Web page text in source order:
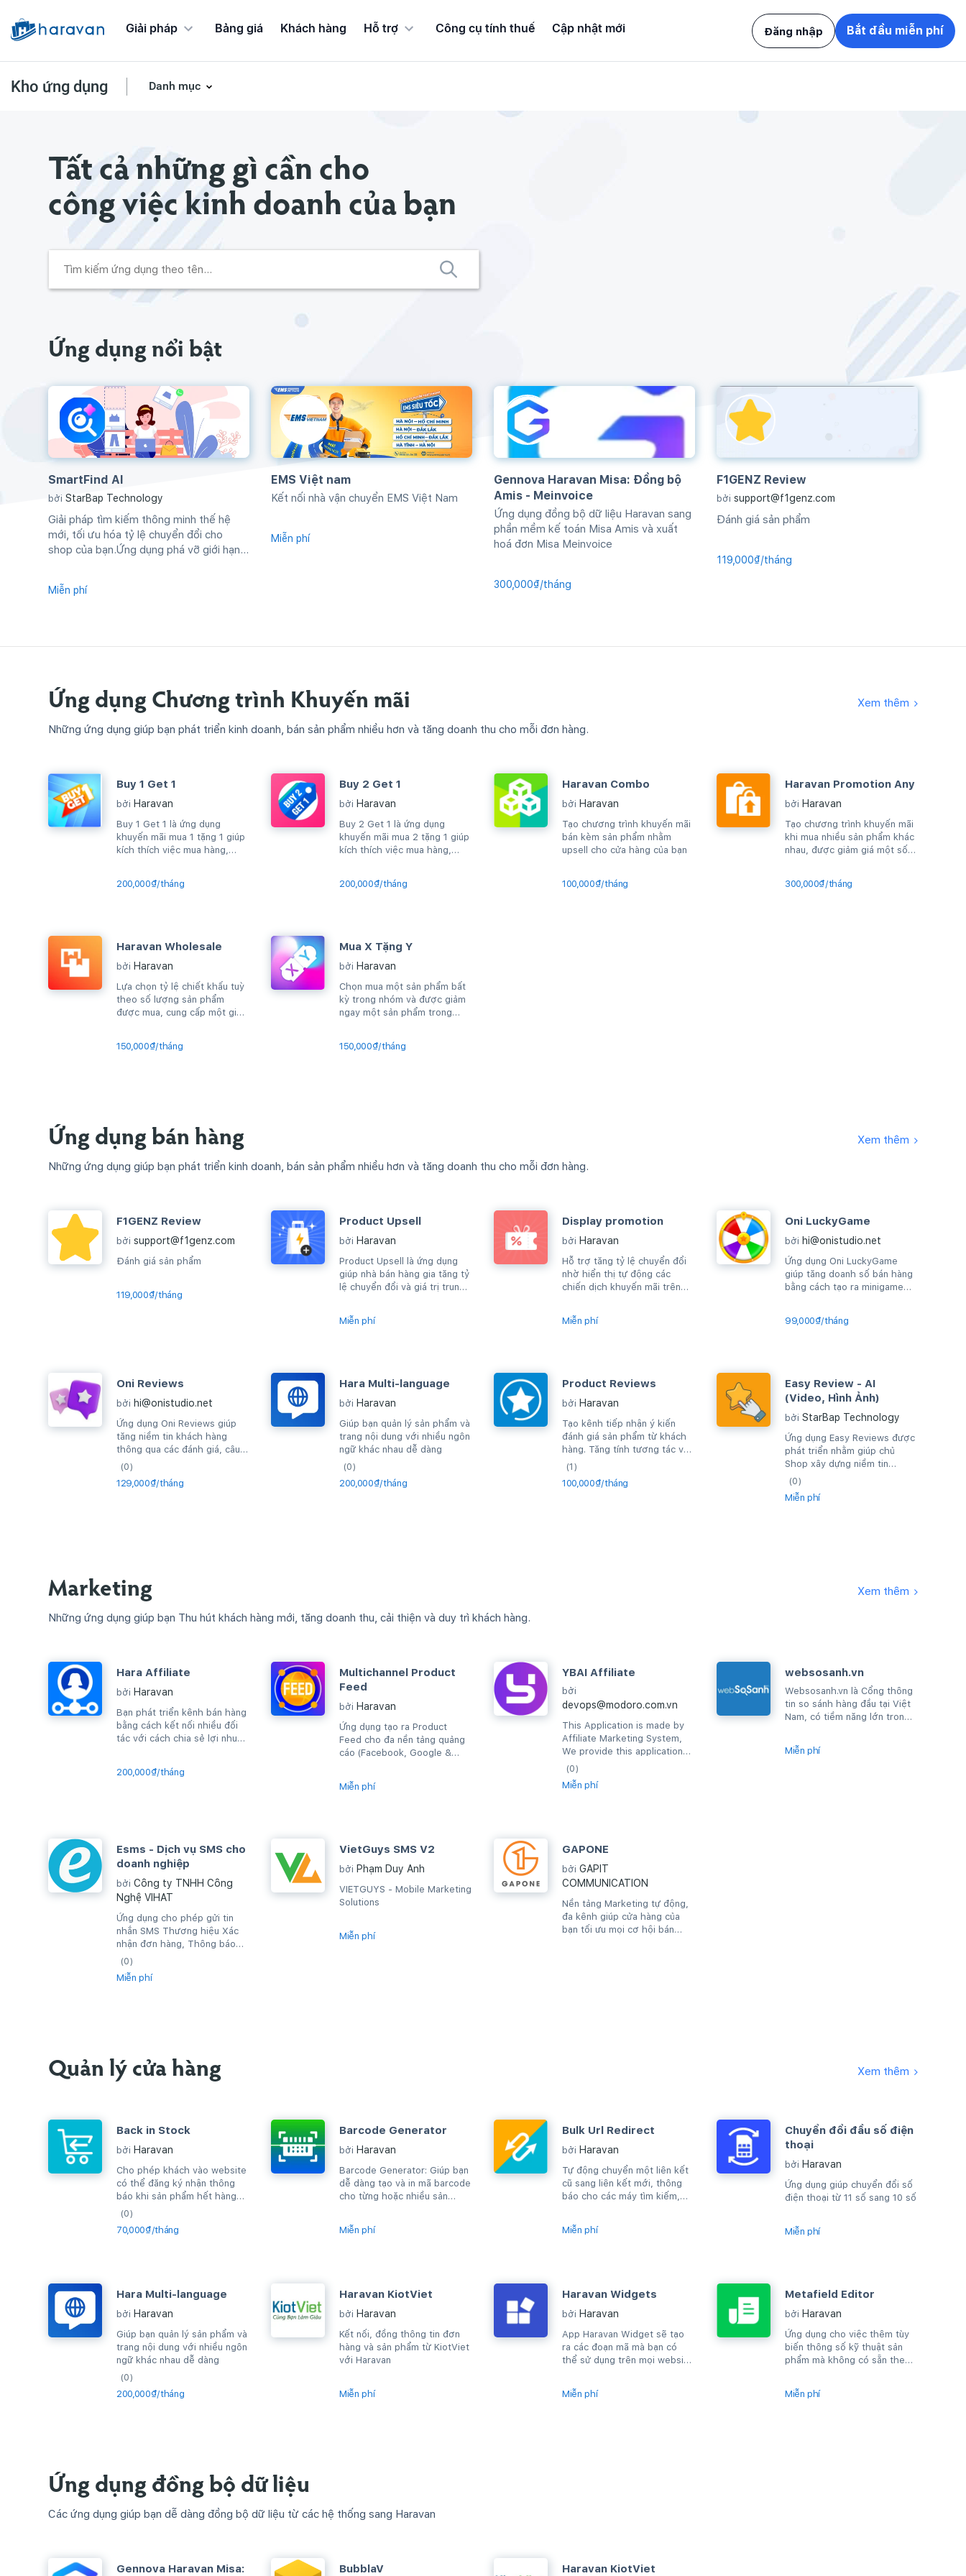
Giải pháp Bảng giá Khách hàng Hỗ trợ Công cụ tính thuế Cập nhật mới Đăng nhập Bắt đầu miễn phí
Kho ứng dụng Danh mục
Tất cả những gì cần cho
công việc kinh doanh của bạn
Ứng dụng nổi bật
SmartFind AI
bởiStarBap Technology
Giải pháp tìm kiếm thông minh thế hệ
mới, tối ưu hóa tỷ lệ chuyển đổi cho
shop của bạn.Ứng dụng phá vỡ giới hạn...
Miễn phí
EMS Việt nam
Kết nối nhà vận chuyển EMS Việt Nam
Miễn phí
Gennova Haravan Misa: Đồng bộ
Amis - Meinvoice
Ứng dụng đồng bộ dữ liệu Haravan sang
phần mềm kế toán Misa Amis và xuất
hoá đơn Misa Meinvoice
300,000₫/tháng
F1GENZ Review
bởi support@f1genz.com
Đánh giá sản phẩm
119,000₫/tháng
Ứng dụng Chương trình Khuyến mãi Xem thêm
Những ứng dụng giúp bạn phát triển kinh doanh, bán sản phẩm nhiều hơn và tăng doanh thu cho mỗi đơn hàng.
Buy 1 Get 1
bởi Haravan
Buy 1 Get 1 là ứng dụng
khuyến mãi mua 1 tặng 1 giúp
kích thích việc mua hàng,
200,000₫/tháng
Buy 2 Get 1
bởi Haravan
Buy 2 Get 1 là ứng dụng
khuyến mãi mua 2 tặng 1 giúp
kích thích việc mua hàng,
200,000₫/tháng
Haravan Combo
bởi Haravan
Tạo chương trình khuyến mãi
bán kèm sản phẩm nhằm
upsell cho cửa hàng của bạn
100,000₫/tháng
Haravan Promotion Any
bởi Haravan
Tạo chương trình khuyến mãi
khi mua nhiều sản phẩm khác
nhau, được giảm giá một số
300,000₫/tháng
Haravan Wholesale
bởi Haravan
Lựa chọn tỷ lệ chiết khấu tuỳ
theo số lượng sản phẩm
được mua, cung cấp một giải
150,000₫/tháng
Mua X Tặng Y
bởi Haravan
Chọn mua một sản phẩm bất
kỳ trong nhóm và được giảm
ngay một sản phẩm trong
150,000₫/tháng
Ứng dụng bán hàng Xem thêm
Những ứng dụng giúp bạn phát triển kinh doanh, bán sản phẩm nhiều hơn và tăng doanh thu cho mỗi đơn hàng.
F1GENZ Review
bởisupport@f1genz.com
Đánh giá sản phẩm
119,000₫/tháng
Product Upsell
bởi Haravan
Product Upsell là ứng dụng
giúp nhà bán hàng gia tăng tỷ
lệ chuyển đổi và giá trị trung
thích...
Miễn phí
Display promotion
bởi Haravan
Hỗ trợ tăng tỷ lệ chuyển đổi
nhờ hiển thị tự động các
chiến dịch khuyến mãi trên
Miễn phí
Oni LuckyGame
bởi hi@onistudio.net
Ứng dụng Oni LuckyGame
giúp tăng doanh số bán hàng
bằng cách tạo ra minigame
99,000₫/tháng
Oni Reviews
bởi hi@onistudio.net
Ứng dụng Oni Reviews giúp
tăng niềm tin khách hàng
thông qua các đánh giá, câu
hỏi thường gặp về sản phẩm
(0)
129,000₫/tháng
Hara Multi-language
bởi Haravan
Giúp bạn quản lý sản phẩm và
trang nội dung với nhiều ngôn
ngữ khác nhau dễ dàng
(0)
200,000₫/tháng
Product Reviews
bởi Haravan
Tạo kênh tiếp nhận ý kiến
đánh giá sản phẩm từ khách
hàng. Tăng tính tương tác với
khách hàng.
(1)
100,000₫/tháng
Easy Review - AI
(Video, Hình Ảnh)
bởi StarBap Technology
Ứng dụng Easy Reviews được
phát triển nhằm giúp chủ
Shop xây dựng niềm tin
khách hàng và góp phần gia
tăng doanh số cửa...
(0)
Miễn phí
Marketing Xem thêm
Những ứng dụng giúp bạn Thu hút khách hàng mới, tăng doanh thu, cải thiện và duy trì khách hàng.
Hara Affiliate
bởi Haravan
Bạn phát triển kênh bán hàng
bằng cách kết nối nhiều đối
tác với cách chia sẻ lợi nhuận
200,000₫/tháng
Multichannel Product
Feed
bởi Haravan
Ứng dụng tạo ra Product
Feed cho đa nền tảng quảng
cáo (Facebook, Google &
được cập nhật khi...
Miễn phí
YBAI Affiliate
bởi
devops@modoro.com.vn
This Application is made by
Affiliate Marketing System,
We provide this application
to help our customer connect
to YBAI system.
(0)
Miễn phí
websosanh.vn
Websosanh.vn là Cổng thông
tin so sánh hàng đầu tại Việt
Nam, có tiềm năng lớn trong
người tiêu...
Miễn phí
Esms - Dịch vụ SMS cho
doanh nghiệp
bởiCông ty TNHH Công
Nghệ VIHAT
Ứng dụng cho phép gửi tin
nhắn SMS Thương hiệu Xác
nhận đơn hàng, Thông báo
đơn hàng thành công, hay gửi
tin nhắn quảng...
(0)
Miễn phí
VietGuys SMS V2
bởi Phạm Duy Anh
VIETGUYS - Mobile Marketing
Solutions
Miễn phí
GAPONE
bởi GAPIT
COMMUNICATION
Nền tảng Marketing tự động,
đa kênh giúp cửa hàng của
bạn tối ưu mọi cơ hội bán
Quản lý cửa hàng Xem thêm
Back in Stock
bởi Haravan
Cho phép khách vào website
có thể đăng ký nhận thông
báo khi sản phẩm hết hàng
và khi sản phẩm có hàng lại,
(0)
70,000₫/tháng
Barcode Generator
bởi Haravan
Barcode Generator: Giúp bạn
dễ dàng tạo và in mã barcode
cho từng hoặc nhiều sản
Miễn phí
Bulk Url Redirect
bởi Haravan
Tự động chuyển một liên kết
cũ sang liên kết mới, thông
báo cho các máy tìm kiếm,
địa...
Miễn phí
Chuyển đổi đầu số điện
thoại
bởi Haravan
Ứng dụng giúp chuyển đổi số
điện thoại từ 11 số sang 10 số
Miễn phí
Hara Multi-language
bởi Haravan
Giúp bạn quản lý sản phẩm và
trang nội dung với nhiều ngôn
ngữ khác nhau dễ dàng
(0)
200,000₫/tháng
Haravan KiotViet
bởi Haravan
Kết nối, đồng thông tin đơn
hàng và sản phẩm từ KiotViet
với Haravan
Miễn phí
Haravan Widgets
bởi Haravan
App Haravan Widget sẽ tạo
ra các đoạn mã mà bạn có
thể sử dụng trên mọi website
Miễn phí
Metafield Editor
bởi Haravan
Ứng dụng cho việc thêm tùy
biến thông số kỹ thuật sản
phẩm mà không có sẵn theo
Miễn phí
Ứng dụng đồng bộ dữ liệu
Các ứng dụng giúp bạn dễ dàng đồng bộ dữ liệu từ các hệ thống sang Haravan
Gennova Haravan Misa: BubblaV Haravan KiotViet